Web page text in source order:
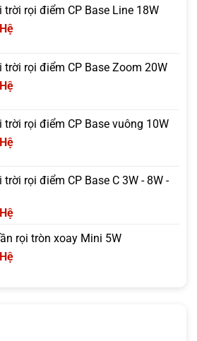
trời rọi điểm CP Base Line 18W
trời rọi điểm CP Base Zoom 20W
trời rọi điểm CP Base vuông 10W
rọi điểm CP Base C 3W - 8W -
rọi tròn xoay Mini 5W